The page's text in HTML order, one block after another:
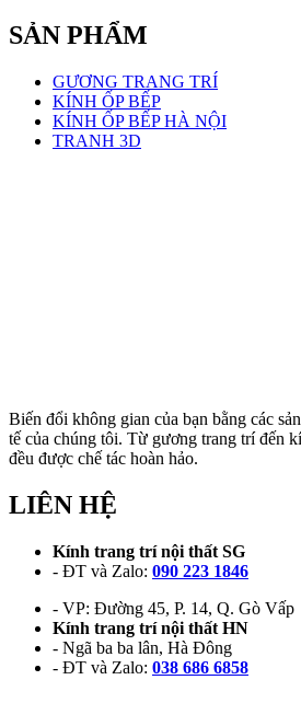
SẢN PHẨM
GƯƠNG TRANG TRÍ
KÍNH ỐP BẾP
KÍNH ỐP BẾP HÀ NỘI
TRANH 3D
Biến đổi không gian của bạn bằng các
tế của chúng tôi. Từ gương trang trí đến
đều được chế tác hoàn hảo.
LIÊN HỆ
Kính trang trí nội thất SG
- ĐT và Zalo: 090 223 1846
- VP: Đường 45, P. 14, Q. Gò Vấp
Kính trang trí nội thất HN
- Ngã ba ba lân, Hà Đông
- ĐT và Zalo: 038 686 6858